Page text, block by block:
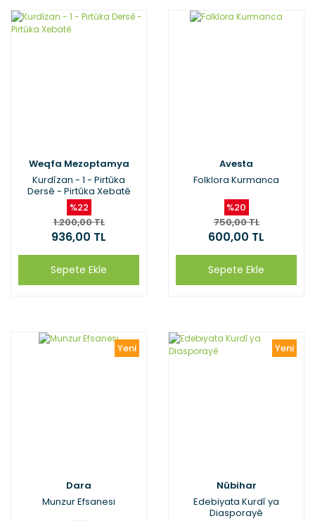
Weqfa Mezoptamya
Kurdîzan - 1 - Pirtûka
Dersê - Pirtûka Xebatê
%22
1.200,00 TL
936,00 TL
Sepete Ekle
Avesta
Folklora Kurmanca
%20
750,00 TL
600,00 TL
Sepete Ekle
Yeni
Dara
Munzur Efsanesi
Yeni
Nûbihar
Edebiyata Kurdî ya
Diasporayê